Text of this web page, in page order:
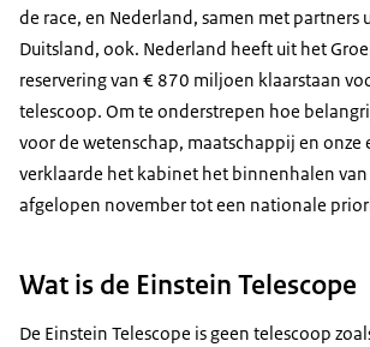
de race, en Nederland, samen met partners
Duitsland, ook. Nederland heeft uit het
reservering van € 870 miljoen klaarstaan
telescoop. Om te onderstrepen hoe
voor de wetenschap, maatschappij en onze
verklaarde het kabinet het binnenhalen
afgelopen november tot een nationale
Wat is de Einstein Telescope
De Einstein Telescope is geen telescoop